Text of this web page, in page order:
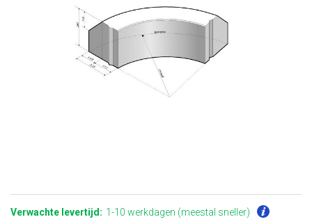
naar
begin
Verwachte levertijd: 1-10 werkdagen (meestal sneller)